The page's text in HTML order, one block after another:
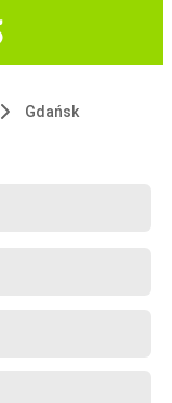
Gdańsk